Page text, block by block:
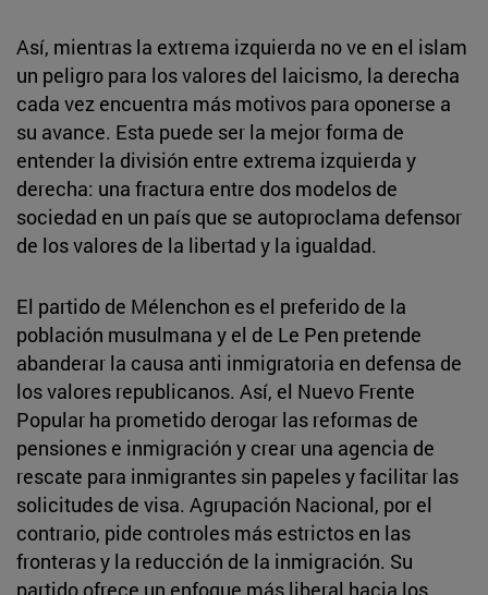
Así, mientras la extrema izquierda no ve en el islam
un peligro para los valores del laicismo, la derecha
cada vez encuentra más motivos para oponerse a
su avance. Esta puede ser la mejor forma de
entender la división entre extrema izquierda y
derecha: una fractura entre dos modelos de
sociedad en un país que se autoproclama defensor
de los valores de la libertad y la igualdad.
El partido de Mélenchon es el preferido de la
población musulmana y el de Le Pen pretende
abanderar la causa anti inmigratoria en defensa de
los valores republicanos. Así, el Nuevo Frente
Popular ha prometido derogar las reformas de
pensiones e inmigración y crear una agencia de
rescate para inmigrantes sin papeles y facilitar las
solicitudes de visa. Agrupación Nacional, por el
contrario, pide controles más estrictos en las
fronteras y la reducción de la inmigración. Su
partido ofrece un enfoque más liberal hacia los